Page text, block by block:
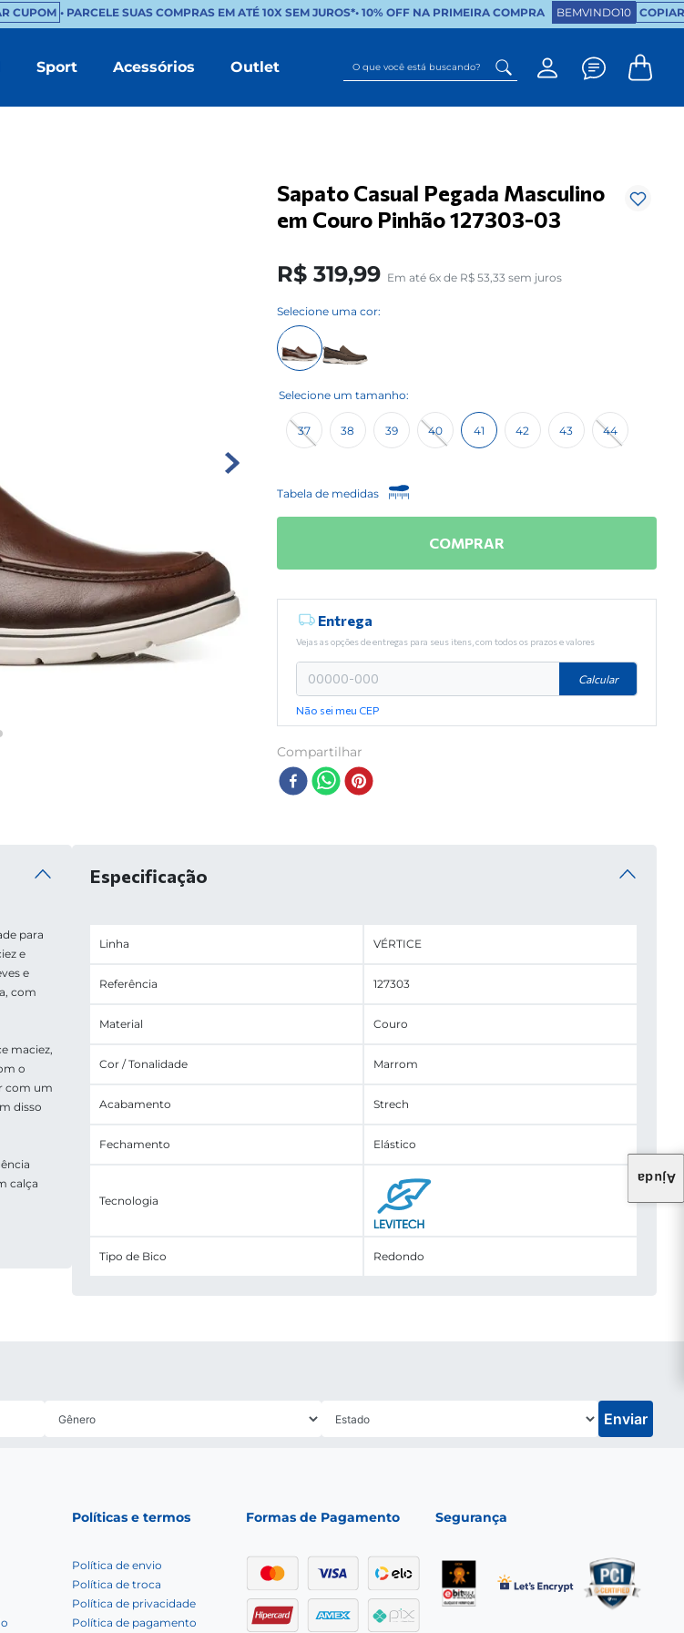
Ajuda
CUPOM • PARCELE SUAS COMPRAS EM ATÉ 10X SEM JUROS*•10% OFF NA PRIMEIRA COMPRA BEMVINDO10 COPIAR
Sport Acessórios Outlet O que você está buscando?
Sapato Casual Pegada Masculino
em Couro Pinhão 127303-03
R$ 319,99 Em até 6x de R$ 53,33 sem juros
Selecione uma cor:
37 38 39 40 41 42 43 44
Tabela de medidas
COMPRAR
Entrega
Vejas as opções de entregas para seus itens, com todos os prazos e valores
Calcular
Não sei meu CEP
Compartilhar
para
e
e
com
maciez,
o
com um
disso
calça
Especificação
Linha VÉRTICE
Referência 127303
Material Couro
Cor / Tonalidade Marrom
Acabamento Strech
Fechamento Elástico
Tecnologia
Tipo de Bico Redondo
Enviar
Políticas e termos
Política de envio
Política de troca
Política de privacidade
Política de pagamento
Formas de Pagamento Segurança